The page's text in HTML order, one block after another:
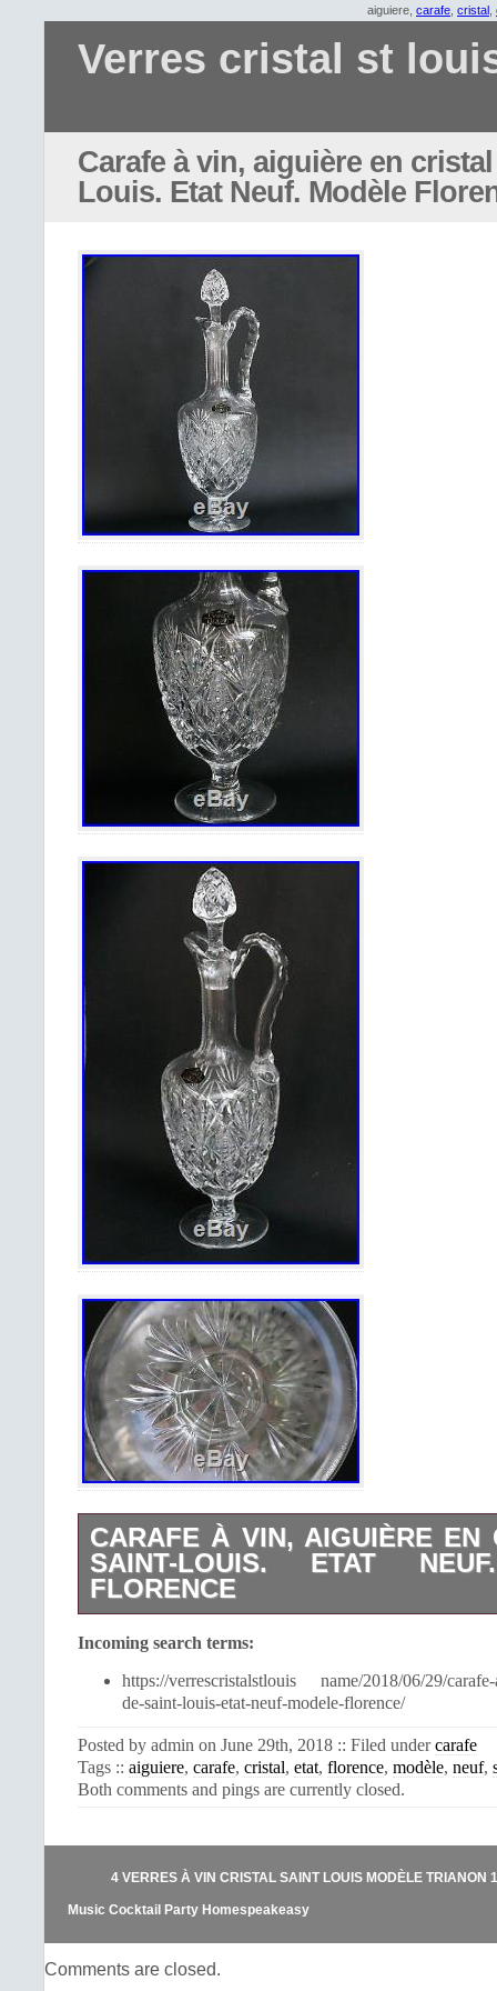
aiguiere, carafe cristal
Verres cristal st
Carafe à vin, aiguière en
Louis. Etat Neuf. Modèle
CARAFE À VIN, AIGUIÈRE EN
SAINT-LOUIS. ETAT
FLORENCE
du cachet rond de la maison Saint-
soigné et protégé. Je reste à votre
toute information complémentaire.
visite! L’item “Carafe à vin,
Saint-Louis. Etat Neuf. Modèle
depuis le lundi 18 juin 2018. Il est
“Céramiques, verres\Verre,
français\Carafes, bouteilles”.
Ile-de-France. Cet article peut être
suivants: Amérique, Europe, Asie,
Incoming search terms:
https://verrescristalstlouis name/2018/06/29/
de-saint-louis-etat-neuf-modele-florence/
Posted by admin on June 29th, 2018 :: Filed undercarafe
Tags :: aiguiere, carafe, cristal, etat, florence, modèle, neuf,
Both comments and pings are currently closed.
4 VERRES À VIN CRISTAL SAINT LOUIS MODÈLE
Music Cocktail Party Homespeakeasy
Comments are closed.